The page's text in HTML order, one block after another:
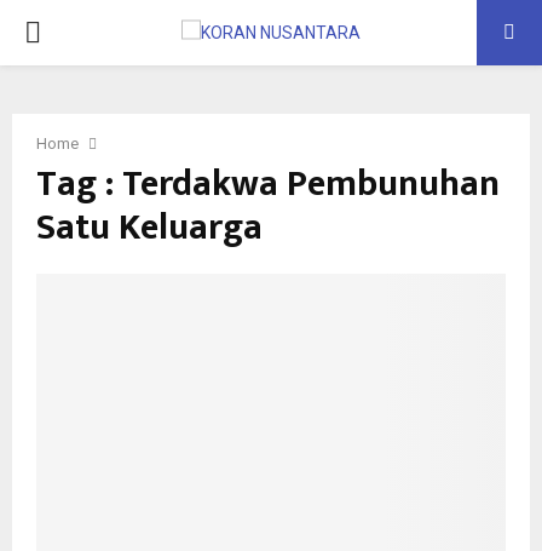
PRIMARY
Home
Tag : Terdakwa Pembunuhan
Satu Keluarga